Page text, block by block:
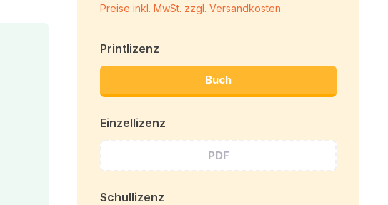
Preise inkl. MwSt. zzgl. Versandkosten
Printlizenz
Buch
Einzellizenz
PDF
Schullizenz